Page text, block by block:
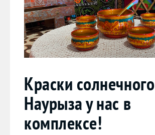
Краски солнечного
Наурыза у нас в
комплексе!